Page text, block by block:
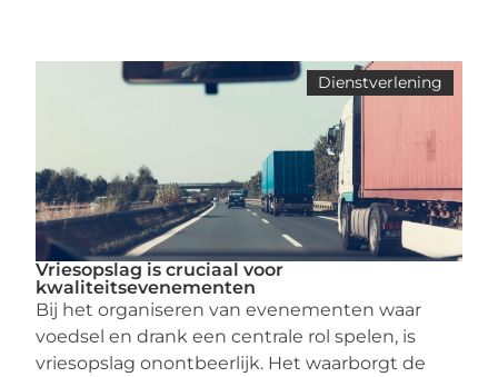
Dienstverlening
Vriesopslag is cruciaal voor
kwaliteitsevenementen
Bij het organiseren van evenementen waar
voedsel en drank een centrale rol spelen, is
vriesopslag onontbeerlijk. Het waarborgt de